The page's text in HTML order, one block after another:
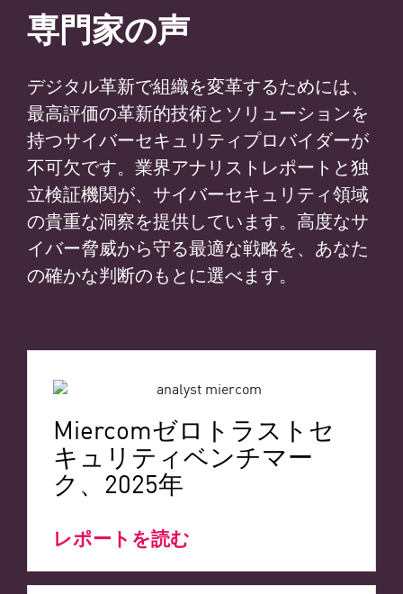
専門家の声
デジタル革新で組織を変革するためには、
最高評価の革新的技術とソリューションを
持つサイバーセキュリティプロバイダーが
不可欠です。業界アナリストレポートと独
立検証機関が、サイバーセキュリティ領域
の貴重な洞察を提供しています。高度なサ
イバー脅威から守る最適な戦略を、あなた
の確かな判断のもとに選べます。
Miercomゼロトラストセ
キュリティベンチマー
ク、2025年
レポートを読む